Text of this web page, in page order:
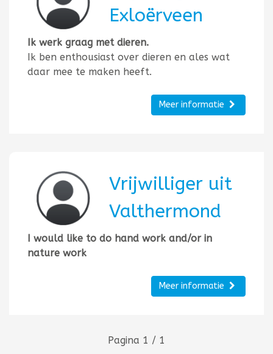
Exloërveen
Ik werk graag met dieren.
Ik ben enthousiast over dieren en ales wat
daar mee te maken heeft.
Meer informatie
Vrijwilliger uit
Valthermond
I would like to do hand work and/or in
nature work
Meer informatie
Pagina 1 / 1